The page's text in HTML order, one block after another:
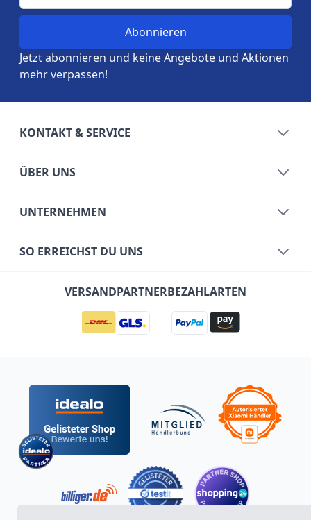
Jetzt abonnieren und keine Angebote und Aktionen
mehr verpassen!
KONTAKT & SERVICE
ÜBER UNS
UNTERNEHMEN
SO ERREICHST DU UNS
VERSANDPARTNERBEZAHLARTEN